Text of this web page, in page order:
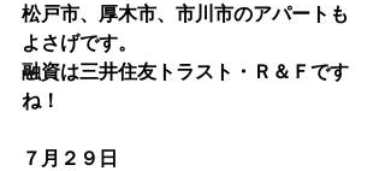
松戸市、厚木市、市川市のアパートも
よさげです。
融資は三井住友トラスト・Ｒ＆Ｆです
ね！
７月２９日